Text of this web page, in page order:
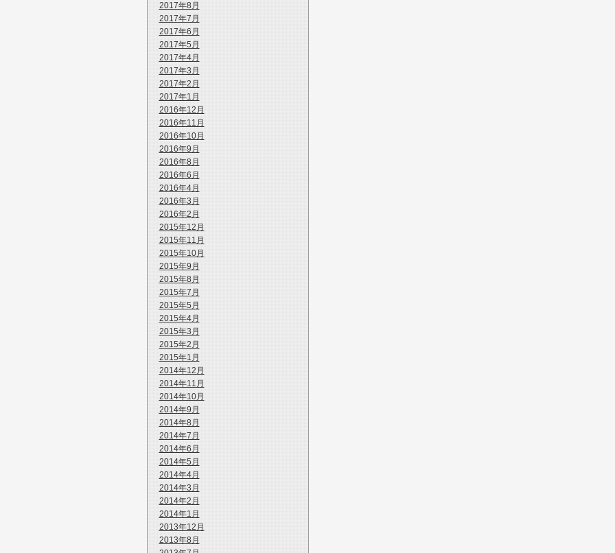
2017年8月
2017年7月
2017年6月
2017年5月
2017年4月
2017年3月
2017年2月
2017年1月
2016年12月
2016年11月
2016年10月
2016年9月
2016年8月
2016年6月
2016年4月
2016年3月
2016年2月
2015年12月
2015年11月
2015年10月
2015年9月
2015年8月
2015年7月
2015年5月
2015年4月
2015年3月
2015年2月
2015年1月
2014年12月
2014年11月
2014年10月
2014年9月
2014年8月
2014年7月
2014年6月
2014年5月
2014年4月
2014年3月
2014年2月
2014年1月
2013年12月
2013年8月